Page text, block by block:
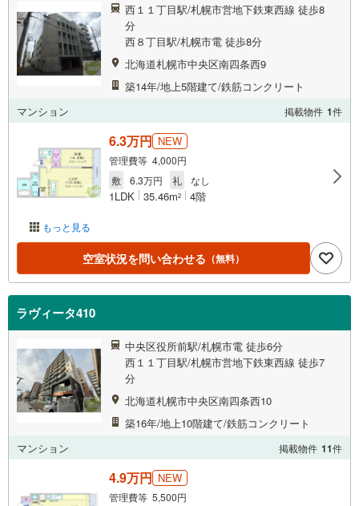
西１１丁目駅/札幌市営地下鉄東西線 徒歩8
分
西８丁目駅/札幌市電 徒歩8分
北海道札幌市中央区南四条西9
築14年/地上5階建て/鉄筋コンクリート
マンション
掲載物件 1件
もっと見る
6.3万円 NEW
管理費等 4,000円
敷
6.3万円 礼 なし
1LDK 35.46m2 4階
空室状況を問い合わせる （無料）
ラヴィータ410
中央区役所前駅/札幌市電 徒歩6分
西１１丁目駅/札幌市営地下鉄東西線 徒歩7
分
北海道札幌市中央区南四条西10
築16年/地上10階建て/鉄筋コンクリート
マンション
掲載物件 11件
4.9万円 NEW
管理費等 5,500円